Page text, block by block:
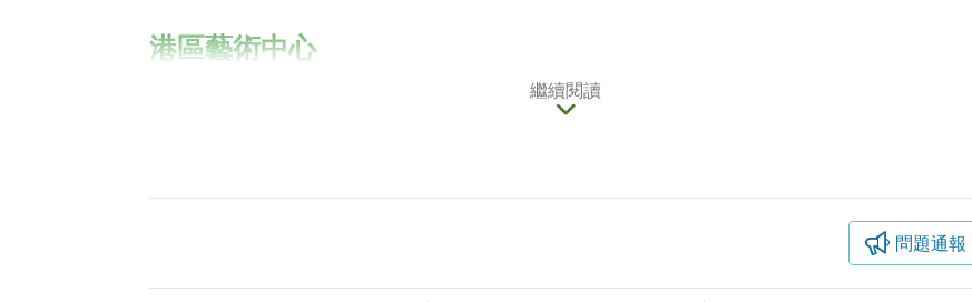
港區藝術中心
港區藝術中心戶外廣場中的小橋、流水，搭配週遭傳統中國閩南建築風格，顯得古樸典雅，總
繼續閱讀
問題通報